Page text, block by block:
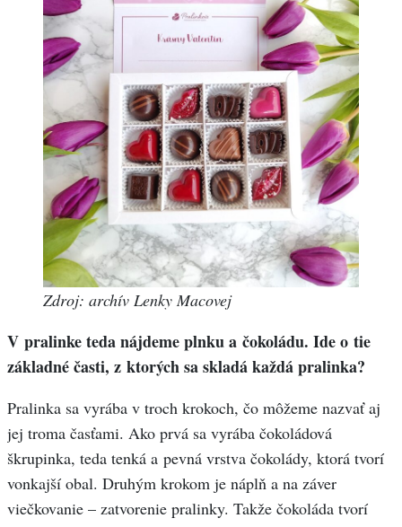
Zdroj: archív Lenky Macovej
V pralinke teda nájdeme plnku a čokoládu. Ide o tie
základné časti, z ktorých sa skladá každá pralinka?
Pralinka sa vyrába v troch krokoch, čo môžeme nazvať aj
jej troma časťami. Ako prvá sa vyrába čokoládová
škrupinka, teda tenká a pevná vrstva čokolády, ktorá tvorí
vonkajší obal. Druhým krokom je náplň a na záver
viečkovanie – zatvorenie pralinky. Takže čokoláda tvorí